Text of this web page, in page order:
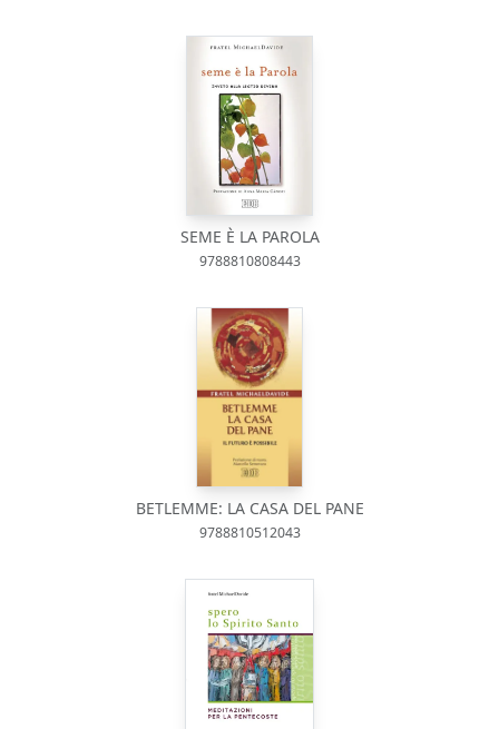
SEME È LA PAROLA
9788810808443
BETLEMME: LA CASA DEL PANE
9788810512043